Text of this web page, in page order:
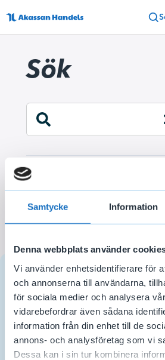
Samtycke Information
Denna webbplats använder
Vi använder enhetsidentifierare för
och annonserna till användarna,
för sociala medier och analysera
vidarebefordrar även sådana
information från din enhet till de
annons- och analysföretag som vi
Dessa kan i sin tur kombinera
Sök
Din viktigaste
Bli medlem i Akassan
din inkomst!